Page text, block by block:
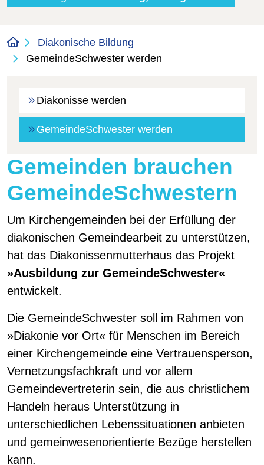
Diakonische Bildung
GemeindeSchwester werden
Diakonisse werden
GemeindeSchwester werden
Gemeinden brauchen
GemeindeSchwestern
Um Kirchengemeinden bei der Erfüllung der
diakonischen Gemeindearbeit zu unterstützen,
hat das ­Diakonissenmutterhaus das Projekt
»Ausbildung zur GemeindeSchwester«
entwickelt.
Die GemeindeSchwester soll im Rahmen von
»Diakonie vor Ort« für Menschen im Bereich
einer Kirchengemeinde eine Vertrauensperson,
Vernetzungsfachkraft und vor allem
Gemeindevertreterin sein, die aus christlichem
Handeln heraus Unterstützung in
unterschiedlichen Lebenssituationen anbieten
und gemeinwesenorientierte Bezüge herstellen
kann.